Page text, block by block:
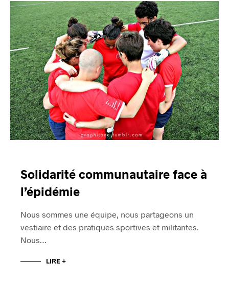
Solidarité communautaire face à
l’épidémie
Nous sommes une équipe, nous partageons un
vestiaire et des pratiques sportives et militantes.
Nous…
LIRE +